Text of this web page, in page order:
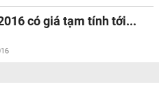
có giá tạm tính tới...